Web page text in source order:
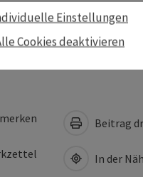
Beitrag
In der
Cookies deaktivieren
Einstellungen